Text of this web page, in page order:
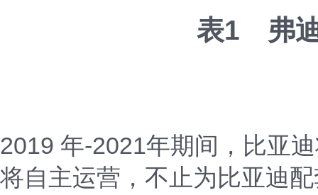
表1 弗迪
2019 年-2021年期间，比亚
将自主运营，不止为比亚迪